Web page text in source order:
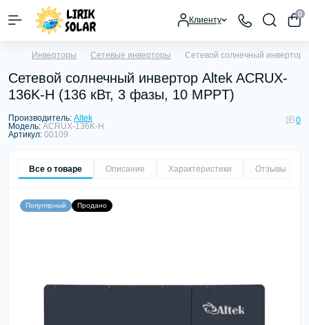
Клиенту
0
Инверторы Сетевые инверторы Сетевой солнечный инвертор
Сетевой солнечный инвертор Altek ACRUX-
136K-H (136 кВт, 3 фазы, 10 MPPT)
Производитель: Altek
Модель: ACRUX-136K-H
Артикул: 00109
0
Все о товаре Описание Характеристики Отзывы
Популярный Продано